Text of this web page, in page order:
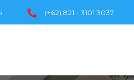
(+62) 821 - 3101 3037